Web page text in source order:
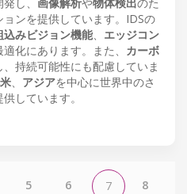
ンを提供しています。IDSの
込みビジョン機能、 エッジコン
化にあります。また、 カーボ
、持続可能性にも配慮していま
、 アジアを中心に世界中のさ
しています。
5 6 7 8